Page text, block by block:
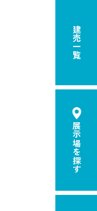
建売一覧
展示場を探す